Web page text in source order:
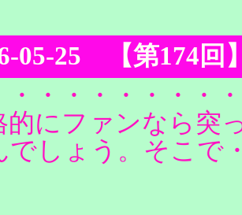
05-25 【第174回
・・・・・・・・
的にファンなら突
でしょう。そこで